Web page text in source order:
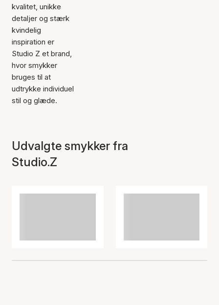
kvalitet, unikke
detaljer og stærk
kvindelig
inspiration er
Studio Z et brand,
hvor smykker
bruges til at
udtrykke individuel
stil og glæde.
Udvalgte smykker fra
Studio.Z